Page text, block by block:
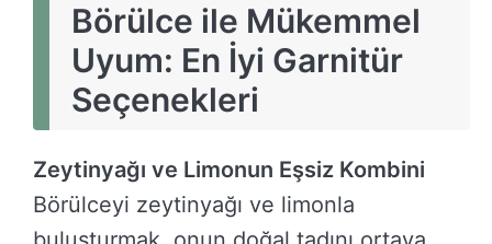
Börülce ile Mükemmel
Uyum: En İyi Garnitür
Seçenekleri
Zeytinyağı ve Limonun Eşsiz Kombini
Börülceyi zeytinyağı ve limonla